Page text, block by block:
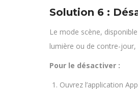
Solution 6 :
Le mode scène,
lumière ou de contre-
Pour le désactiver :
Ouvrez l’application